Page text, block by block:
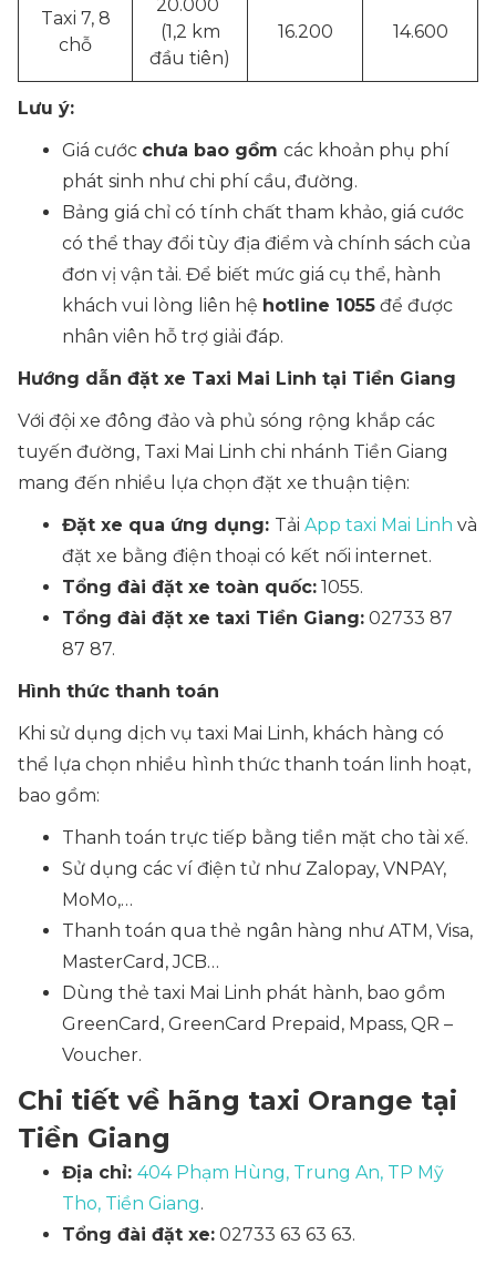
Taxi 7, 8
chỗ
20.000
(1,2 km
đầu tiên)
16.200 14.600
Lưu ý:
Giá cước chưa bao gồm các khoản phụ phí
phát sinh như chi phí cầu, đường.
Bảng giá chỉ có tính chất tham khảo, giá cước
có thể thay đổi tùy địa điểm và chính sách của
đơn vị vận tải. Để biết mức giá cụ thể, hành
khách vui lòng liên hệ hotline 1055 để được
nhân viên hỗ trợ giải đáp.
Hướng dẫn đặt xe Taxi Mai Linh tại Tiền Giang
Với đội xe đông đảo và phủ sóng rộng khắp các
tuyến đường, Taxi Mai Linh chi nhánh Tiền Giang
mang đến nhiều lựa chọn đặt xe thuận tiện:
Đặt xe qua ứng dụng: Tải App taxi Mai Linh và
đặt xe bằng điện thoại có kết nối internet.
Tổng đài đặt xe toàn quốc: 1055.
Tổng đài đặt xe taxi Tiền Giang: 02733 87
87 87.
Hình thức thanh toán
Khi sử dụng dịch vụ taxi Mai Linh, khách hàng có
thể lựa chọn nhiều hình thức thanh toán linh hoạt,
bao gồm:
Thanh toán trực tiếp bằng tiền mặt cho tài xế.
Sử dụng các ví điện tử như Zalopay, VNPAY,
MoMo,…
Thanh toán qua thẻ ngân hàng như ATM, Visa,
MasterCard, JCB…
Dùng thẻ taxi Mai Linh phát hành, bao gồm
GreenCard, GreenCard Prepaid, Mpass, QR –
Voucher.
Chi tiết về hãng taxi Orange tại
Tiền Giang
Địa chỉ: 404 Phạm Hùng, Trung An, TP Mỹ
Tho, Tiền Giang.
Tổng đài đặt xe: 02733 63 63 63.